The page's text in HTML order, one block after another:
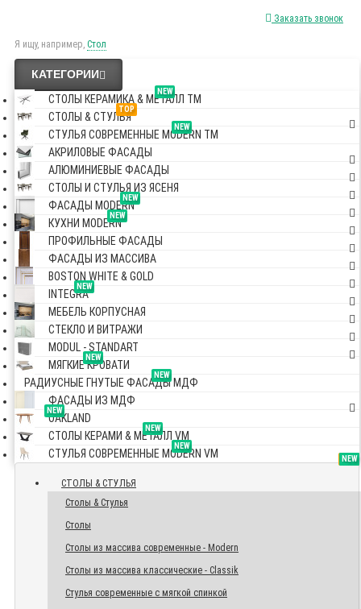
Заказать звонок
Я ищу, например, Стол
КАТЕГОРИИ
NEW
СТОЛЫ КЕРАМИКА & МЕТАЛЛ TM
TOP
СТОЛЫ & СТУЛЬЯ
NEW
СТУЛЬЯ СОВРЕМЕННЫЕ MODERN TM
АКРИЛОВЫЕ ФАСАДЫ
АЛЮМИНИЕВЫЕ ФАСАДЫ
СТОЛЫ И СТУЛЬЯ ИЗ ЯСЕНЯ
NEW
ФАСАДЫ MODERN
NEW
КУХНИ MODERN
ПРОФИЛЬНЫЕ ФАСАДЫ
ФАСАДЫ ИЗ МАССИВА
BOSTON WHITE & GOLD
NEW
INTEGRA
МЕБЕЛЬ КОРПУСНАЯ
СТЕКЛО И ВИТРАЖИ
MODUL - STANDART
NEW
МЯГКИЕ КРОВАТИ
NEW
РАДИУСНЫЕ ГНУТЫЕ ФАСАДЫ МДФ
ФАСАДЫ ИЗ МДФ
NEW
OAKLAND
NEW
СТОЛЫ КЕРАМИ & МЕТАЛЛ VM
NEW
СТУЛЬЯ СОВРЕМЕННЫЕ MODERN VM TOP
СТОЛЫ & СТУЛЬЯ
Столы & Стулья
Столы
Столы из массива современные - Modern
Столы из массива классические - Classik
Стулья современные с мягкой спинкой
NEW
NEW
NEW